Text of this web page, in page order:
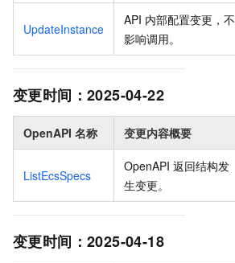
UpdateInstance
API 内部配置变更，不
影响调用。
变更时间： 2025-04-22
OpenAPI 名称 变更内容概要
ListEcsSpecs
OpenAPI 返回结构发
生变更。
变更时间： 2025-04-18